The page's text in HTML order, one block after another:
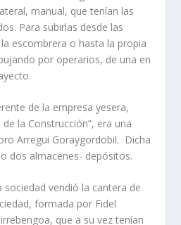
manual, que tenían las
Para subirlas desde las
escombrera o hasta la propia
por operarios, de una en
de la empresa yesera,
la Construcción”, era una
Arregui Goraygordobil. Dicha
dos almacenes- depósitos.
sociedad vendió la cantera de
formada por Fidel
que a su vez tenían